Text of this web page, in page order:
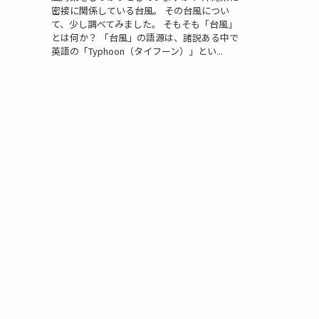
密接に関係している台風。 その台風につい
て、少し調べてみました。 そもそも「台風」
とは何か？ 「台風」の語源は、諸説ある中で
英語の「Typhoon（タイフーン）」とい...